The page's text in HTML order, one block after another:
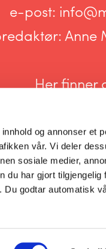
og annonser et
vår. Vi deler
sosiale medier,
du har gjort
Du godtar automatisk
e-post:
Anne
Her finner
for